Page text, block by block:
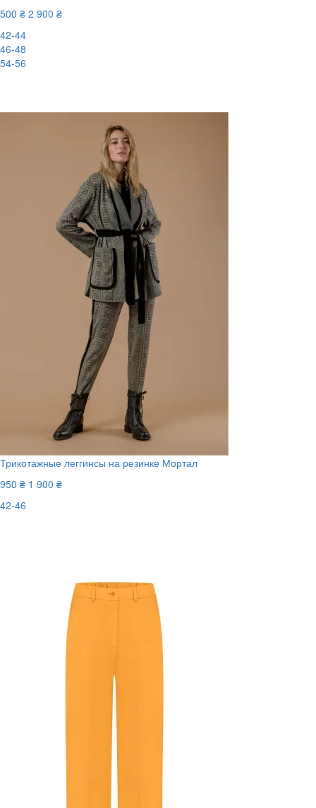
500 ₴ 2 900 ₴
42-44
46-48
54-56
Трикотажные леггинсы на резинке Мортал
950 ₴ 1 900 ₴
42-46